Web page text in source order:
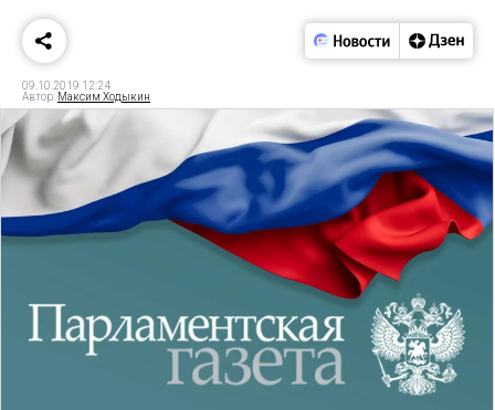
09.10.2019 12:24
Автор: Максим Ходыкин